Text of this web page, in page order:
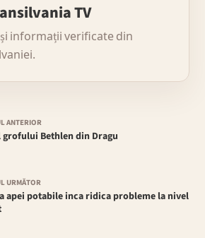
TV
informații verificate din
ANTERIOR
grofului Bethlen din Dragu
URMĂTOR
apei potabile inca ridica probleme la nivel